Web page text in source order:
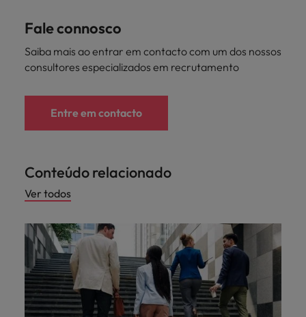
Fale connosco
Saiba mais ao entrar em contacto com um dos nossos
consultores especializados em recrutamento
Entre em contacto
Conteúdo relacionado
Ver todos